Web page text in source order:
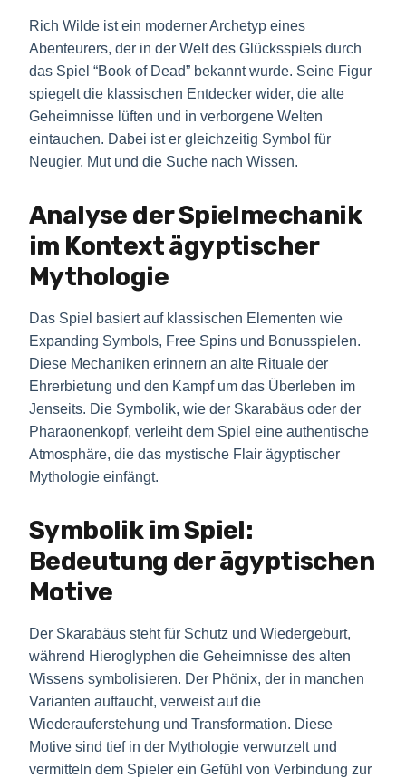
Rich Wilde ist ein moderner Archetyp eines
Abenteurers, der in der Welt des Glücksspiels durch
das Spiel “Book of Dead” bekannt wurde. Seine Figur
spiegelt die klassischen Entdecker wider, die alte
Geheimnisse lüften und in verborgene Welten
eintauchen. Dabei ist er gleichzeitig Symbol für
Neugier, Mut und die Suche nach Wissen.
Analyse der Spielmechanik
im Kontext ägyptischer
Mythologie
Das Spiel basiert auf klassischen Elementen wie
Expanding Symbols, Free Spins und Bonusspielen.
Diese Mechaniken erinnern an alte Rituale der
Ehrerbietung und den Kampf um das Überleben im
Jenseits. Die Symbolik, wie der Skarabäus oder der
Pharaonenkopf, verleiht dem Spiel eine authentische
Atmosphäre, die das mystische Flair ägyptischer
Mythologie einfängt.
Symbolik im Spiel:
Bedeutung der ägyptischen
Motive
Der Skarabäus steht für Schutz und Wiedergeburt,
während Hieroglyphen die Geheimnisse des alten
Wissens symbolisieren. Der Phönix, der in manchen
Varianten auftaucht, verweist auf die
Wiederauferstehung und Transformation. Diese
Motive sind tief in der Mythologie verwurzelt und
vermitteln dem Spieler ein Gefühl von Verbindung zur